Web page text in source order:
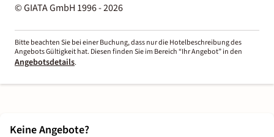
© GIATA GmbH 1996 - 2026
Bitte beachten Sie bei einer Buchung, dass nur die Hotelbeschreibung des
Angebots Gültigkeit hat. Diesen finden Sie im Bereich “Ihr Angebot” in den
Angebotsdetails.
Keine Angebote?